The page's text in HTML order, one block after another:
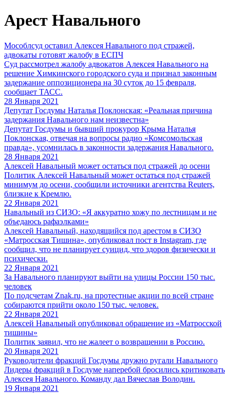
Арест Навального
Мособлсуд оставил Алексея Навального под стражей,
адвокаты готовят жалобу в ЕСПЧ
Суд рассмотрел жалобу адвокатов Алексея Навального на
решение Химкинского городского суда и признал законным
задержание оппозиционера на 30 суток до 15 февраля,
сообщает ТАСС.
28 Января 2021
Депутат Госдумы Наталья Поклонская: «Реальная причина
задержания Навального нам неизвестна»
Депутат Госдумы и бывший прокурор Крыма Наталья
Поклонская, отвечая на вопросы радио «Комсомольская
правда», усомнилась в законности задержания Навального.
28 Января 2021
Алексей Навальный может остаться под стражей до осени
Политик Алексей Навальный может остаться под стражей
минимум до осени, сообщили источники агентства Reuters,
близкие к Кремлю.
22 Января 2021
Навальный из СИЗО: «Я аккуратно хожу по лестницам и не
объедаюсь рафаэлками»
Алексей Навальный, находящийся под арестом в СИЗО
«Матросская Тишина», опубликовал пост в Instagram, где
сообщил, что не планирует суицид, что здоров физически и
психически.
22 Января 2021
За Навального планируют выйти на улицы России 150 тыс.
человек
По подсчетам Znak.ru, на протестные акции по всей стране
собираются прийти около 150 тыс. человек.
22 Января 2021
Алексей Навальный опубликовал обращение из «Матросской
тишины»
Политик заявил, что не жалеет о возвращении в Россию.
20 Января 2021
Руководители фракций Госдумы дружно ругали Навального
Лидеры фракций в Госдуме наперебой бросились критиковать
Алексея Навального. Команду дал Вячеслав Володин.
19 Января 2021